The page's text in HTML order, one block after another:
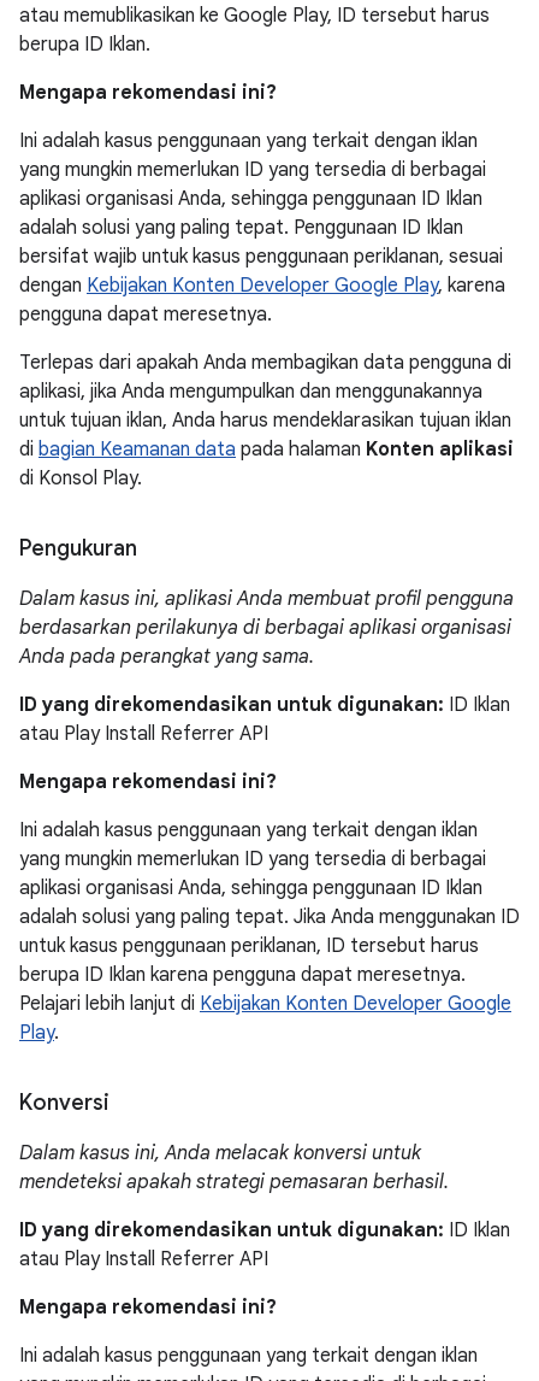
atau memublikasikan ke Google Play, ID tersebut harus
berupa ID Iklan.
Mengapa rekomendasi ini?
Ini adalah kasus penggunaan yang terkait dengan iklan
yang mungkin memerlukan ID yang tersedia di berbagai
aplikasi organisasi Anda, sehingga penggunaan ID Iklan
adalah solusi yang paling tepat. Penggunaan ID Iklan
bersifat wajib untuk kasus penggunaan periklanan, sesuai
dengan Kebijakan Konten Developer Google Play, karena
pengguna dapat meresetnya.
Terlepas dari apakah Anda membagikan data pengguna di
aplikasi, jika Anda mengumpulkan dan menggunakannya
untuk tujuan iklan, Anda harus mendeklarasikan tujuan iklan
di bagian Keamanan data pada halaman Konten aplikasi
di Konsol Play.
Pengukuran
Dalam kasus ini, aplikasi Anda membuat profil pengguna
berdasarkan perilakunya di berbagai aplikasi organisasi
Anda pada perangkat yang sama.
ID yang direkomendasikan untuk digunakan: ID Iklan
atau Play Install Referrer API
Mengapa rekomendasi ini?
Ini adalah kasus penggunaan yang terkait dengan iklan
yang mungkin memerlukan ID yang tersedia di berbagai
aplikasi organisasi Anda, sehingga penggunaan ID Iklan
adalah solusi yang paling tepat. Jika Anda menggunakan ID
untuk kasus penggunaan periklanan, ID tersebut harus
berupa ID Iklan karena pengguna dapat meresetnya.
Pelajari lebih lanjut di Kebijakan Konten Developer Google
Play.
Konversi
Dalam kasus ini, Anda melacak konversi untuk
mendeteksi apakah strategi pemasaran berhasil.
ID yang direkomendasikan untuk digunakan: ID Iklan
atau Play Install Referrer API
Mengapa rekomendasi ini?
Ini adalah kasus penggunaan yang terkait dengan iklan